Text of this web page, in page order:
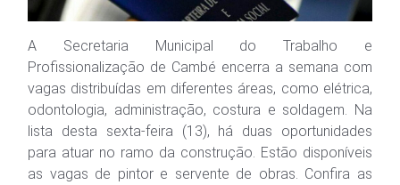
A Secretaria Municipal do Trabalho e
Profissionalização de Cambé encerra a semana com
vagas distribuídas em diferentes áreas, como elétrica,
odontologia, administração, costura e soldagem. Na
lista desta sexta-feira (13), há duas oportunidades
para atuar no ramo da construção. Estão disponíveis
as vagas de pintor e servente de obras. Confira as